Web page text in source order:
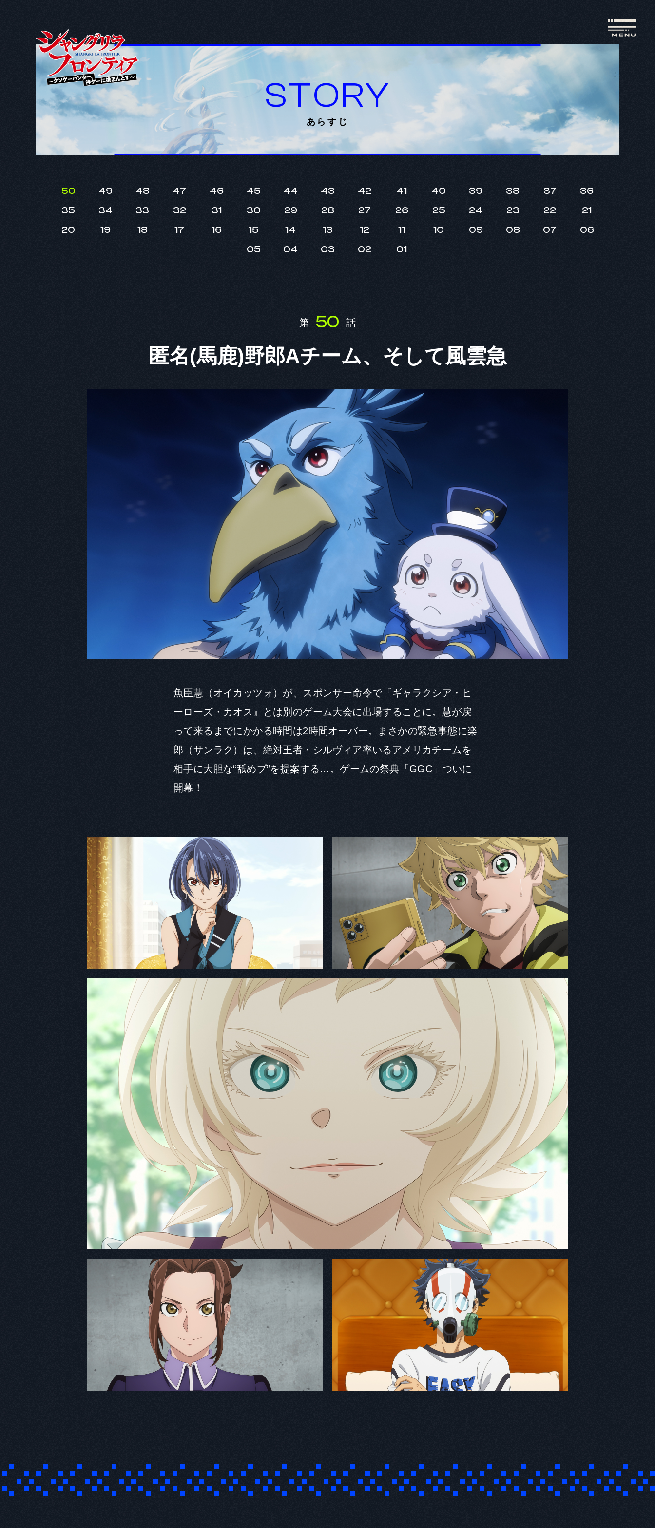
Q2. 演じるキャラクターの印象と役に対する意気込み
STORY
あらすじ
50 49 48 47 46 45 44 43 42 41 40 39 38 37
36
35
34 33 32 31 30 29 28 27 26 25 24 23 22
21
20
19 18 17 16 15 14 13 12 11 10 09 08 07
06
05
04 03 02 01
第 50 話
匿名(馬鹿)野郎Aチーム、そして風雲急
魚臣慧（オイカッツォ）が、スポンサー命令で『ギャラクシア・ヒ
ーローズ・カオス』とは別のゲーム大会に出場することに。慧が戻
って来るまでにかかる時間は2時間オーバー。まさかの緊急事態に楽
郎（サンラク）は、絶対王者・シルヴィア率いるアメリカチームを
相手に大胆な“舐めプ”を提案する…。ゲームの祭典「GGC」ついに
開幕！